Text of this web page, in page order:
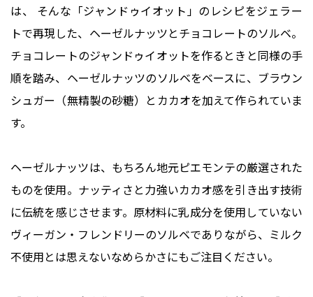
は、 そんな「ジャンドゥイオット」のレシピをジェラー
トで再現した、ヘーゼルナッツとチョコレートのソルベ。
チョコレートのジャンドゥイオットを作るときと同様の手
順を踏み、ヘーゼルナッツのソルベをベースに、ブラウン
シュガー（無精製の砂糖）とカカオを加えて作られていま
す。
ヘーゼルナッツは、もちろん地元ピエモンテの厳選された
ものを使用。ナッティさと力強いカカオ感を引き出す技術
に伝統を感じさせます。原材料に乳成分を使用していない
ヴィーガン・フレンドリーのソルベでありながら、ミルク
不使用とは思えないなめらかさにもご注目ください。